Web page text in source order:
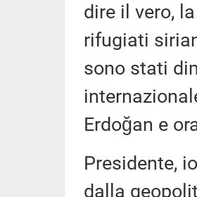
dire il vero,
rifugiati
sono stati
Erdoğan e
Presidente,
dalla